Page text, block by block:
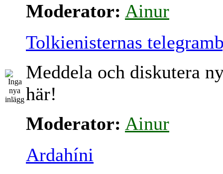
Moderator: Ainur
Tolkienisternas
Meddela och diskutera
här!
Moderator: Ainur
Ardahíni